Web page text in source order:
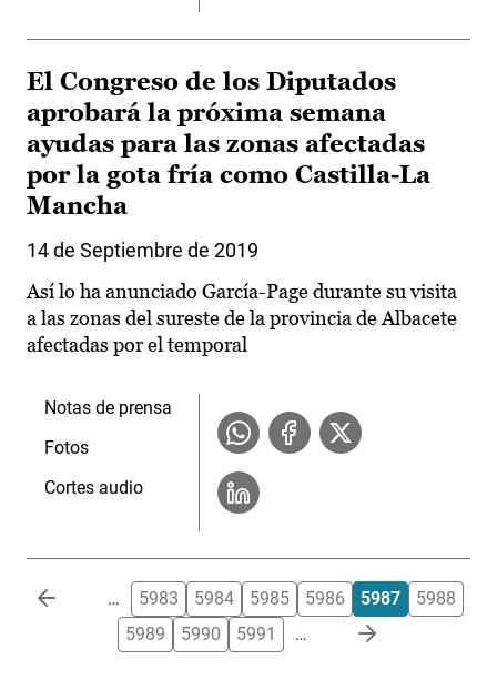
El Congreso de los Diputados
aprobará la próxima semana
ayudas para las zonas afectadas
por la gota fría como Castilla-La
Mancha
14 de Septiembre de 2019
Así lo ha anunciado García-Page durante su visita
a las zonas del sureste de la provincia de Albacete
afectadas por el temporal
Notas de prensa
Fotos
Cortes audio
Paginación … 5983 5984 5985 5986 5987
5988
5989
5990 5991 …